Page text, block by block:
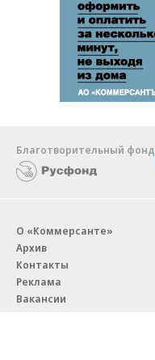
Благотворительный фонд
О «Коммерсанте»
Архив
Контакты
Реклама
Вакансии